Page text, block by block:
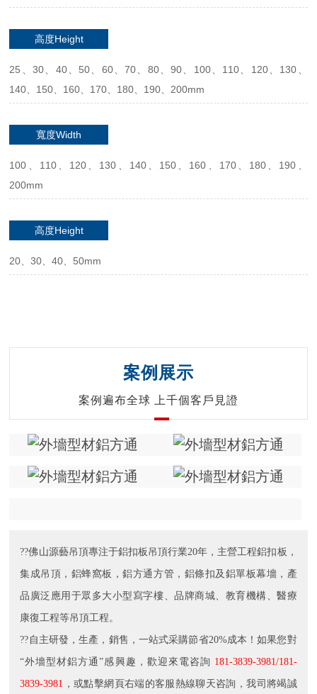
高度Height
25、30、40、50、60、70、80、90、100、110、120、130、
140、150、160、170、180、190、200mm
寬度Width
100、110、120、130、140、150、160、170、180、190、
200mm
高度Height
20、30、40、50mm
案例展示
案例遍布全球 上千個客戶見證
??佛山源藝吊頂專注于鋁扣板吊頂行業20年，主營工程鋁扣板，
集成吊頂，鋁蜂窩板，鋁方通方管，鋁條扣及鋁單板幕墻，產
品廣泛應用于眾多大小型寫字樓、品牌商城、教育機構、醫療
康復工程等吊頂工程。
??自主研發，生產，銷售，一站式采購節省20%成本！如果您對
“外墻型材鋁方通”感興趣，歡迎來電咨詢 181-3839-3981/181-
3839-3981 ，或點擊網頁右端的客服熱線聊天咨詢，我司將竭誠